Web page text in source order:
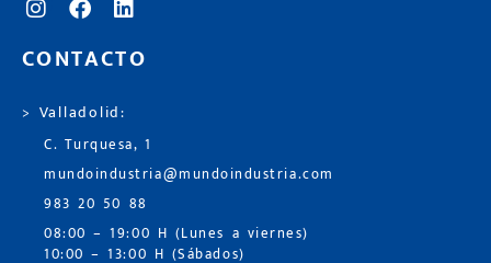
CONTACTO
> Valladolid:
C. Turquesa, 1
mundoindustria@mundoindustria.com
983 20 50 88
08:00 – 19:00 H (Lunes a viernes)
10:00 – 13:00 H (Sábados)